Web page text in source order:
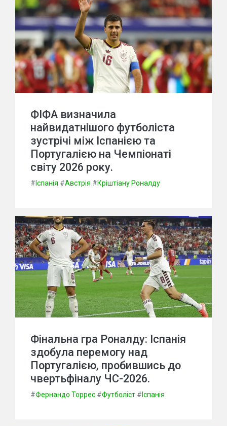
ФІФА визначила
найвидатнішого футболіста
зустрічі між Іспанією та
Португалією на Чемпіонаті
світу 2026 року.
# Іспанія #Австрія #Кріштіану Роналду
Фінальна гра Роналду: Іспанія
здобула перемогу над
Португалією, пробившись до
чвертьфіналу ЧС-2026.
#Фернандо Торрес #Футболіст # Іспанія